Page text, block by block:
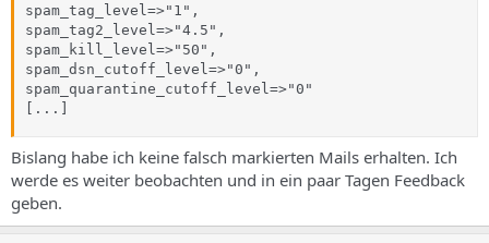
spam_tag_level=>"1",
spam_tag2_level=>"4.5",
spam_kill_level=>"50",
spam_dsn_cutoff_level=>"0",
spam_quarantine_cutoff_level=>"0"
[...]
Bislang habe ich keine falsch markierten Mails erhalten. Ich
werde es weiter beobachten und in ein paar Tagen Feedback
geben.